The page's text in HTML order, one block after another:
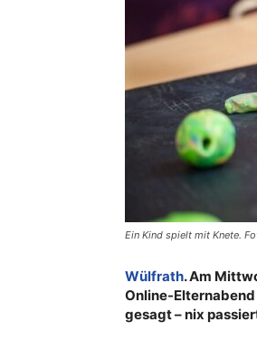
Ein Kind spielt mit Knete.
Wülfrath. Am
Online-
gesagt – nix